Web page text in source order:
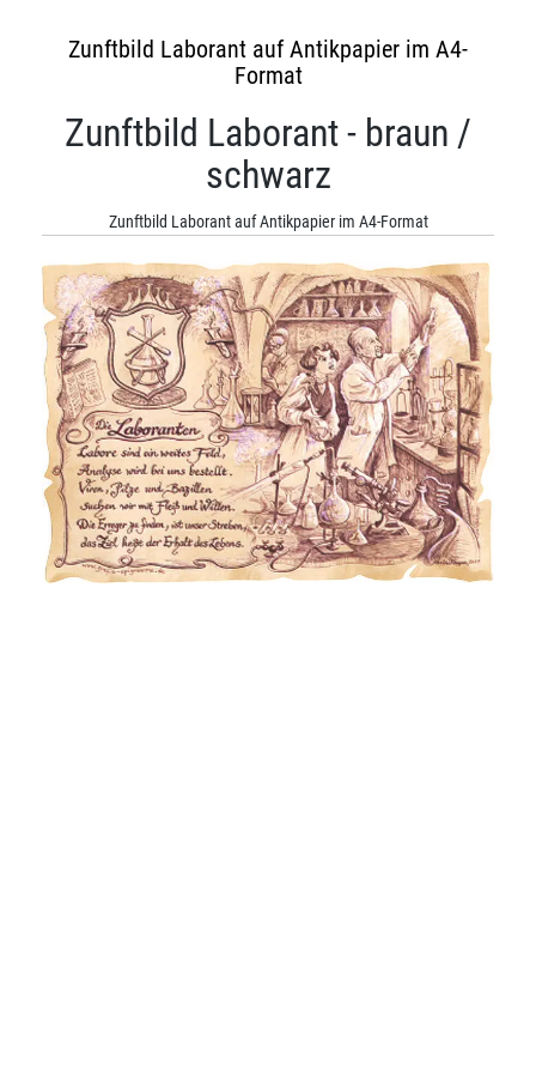
Zunftbild Laborant auf Antikpapier im A4-
Format
Zunftbild Laborant - braun /
schwarz
Zunftbild Laborant auf Antikpapier im A4-Format